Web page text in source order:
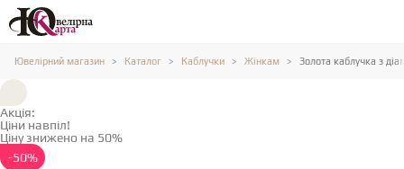
Ювелірний магазин Каталог Каблучки Жінкам Золота каблучка з
Акція:
Ціни навпіл!
Ціну знижено на 50%
-50%